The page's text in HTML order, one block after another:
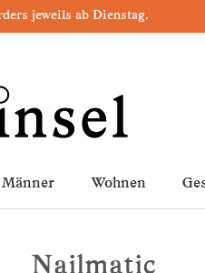
jeweils ab Dienstag.
Männer Wohnen
Nailmatic